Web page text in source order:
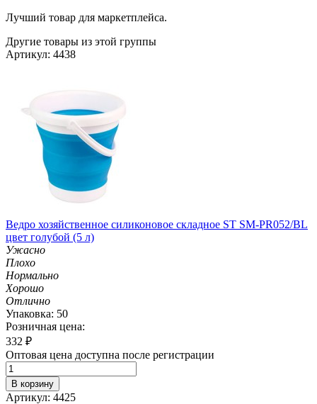
Лучший товар для маркетплейса.
Другие товары из этой группы
Артикул: 4438
Ведро хозяйственное силиконовое складное ST SM-PR052/BL
цвет голубой (5 л)
Ужасно
Плохо
Нормально
Хорошо
Отлично
Упаковка: 50
Розничная цена:
332 ₽
Оптовая цена доступна после регистрации
В корзину
Артикул: 4425